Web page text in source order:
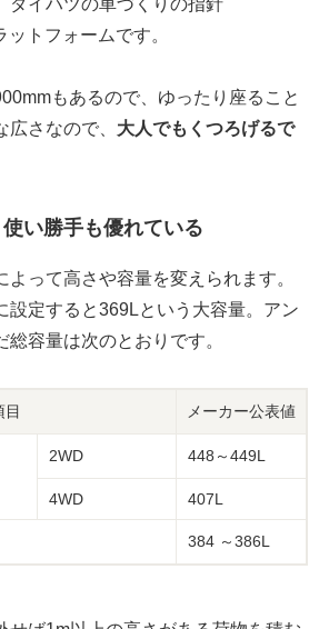
ットフォームです。
もあるので、ゆったり座ること
さなので、 大人でもくつろげるで
い勝手も優れている
って高さや容量を変えられます。
設定すると369Lという大容量。アン
容量は次のとおりです。
目 メーカー公表値
2WD 448～449L
4WD 407L
384 ～386L